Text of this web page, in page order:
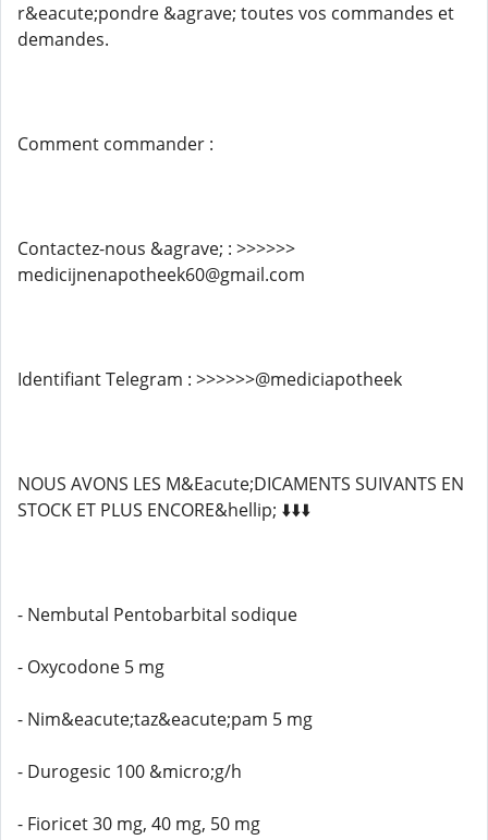
r&eacute;pondre &agrave; toutes vos commandes et
demandes.
Comment commander :
Contactez-nous &agrave; : >>>>>>
medicijnenapotheek60@gmail.com
Identifiant Telegram : >>>>>>@mediciapotheek
NOUS AVONS LES M&Eacute;DICAMENTS SUIVANTS EN
STOCK ET PLUS ENCORE&hellip; ⬇️⬇️⬇️
- Nembutal Pentobarbital sodique
- Oxycodone 5 mg
- Nim&eacute;taz&eacute;pam 5 mg
- Durogesic 100 &micro;g/h
- Fioricet 30 mg, 40 mg, 50 mg